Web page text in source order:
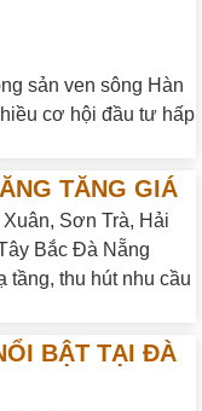
sản ven sông Hàn
cơ hội đầu tư hấp
TĂNG GIÁ
Sơn Trà, Hải
Bắc Đà Nẵng
tầng, thu hút nhu cầu
BẬT TẠI ĐÀ